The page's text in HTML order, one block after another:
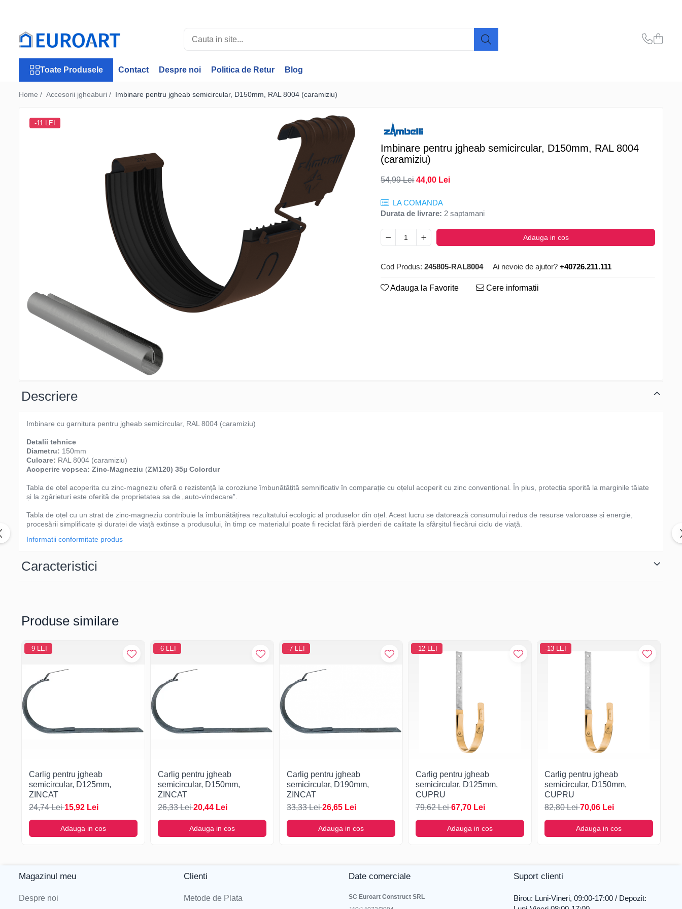
Toate Produsele
Accesorii jgheaburi
Burlane
Accesorii burlane
Rulouri tabla
Toate Produsele Contact Despre noi Politica de Retur Blog
Home / Accesorii jgheaburi / Imbinare pentru jgheab semicircular, D150mm, RAL 8004 (caramiziu)
Imbinare pentru jgheab semicircular, D150mm, RAL 8004
(caramiziu)
-11 LEI
54,99 Lei 44,00 Lei
LA COMANDA
Durata de livrare: 2 saptamani
Adauga in cos
Cod Produs: 245805-RAL8004 Ai nevoie de ajutor? +40726.211.111
Adauga la Favorite Cere informatii
Descriere
Imbinare cu garnitura pentru jgheab semicircular, RAL 8004 (caramiziu)
Detalii tehnice
Diametru: 150mm
Culoare: RAL 8004 (caramiziu)
Acoperire vopsea: Zinc-Magneziu (ZM120) 35µ Colordur
Tabla de otel acoperita cu zinc-magneziu oferă o rezistență la coroziune îmbunătățită semnificativ în comparație cu oțelul acoperit cu zinc convențional. În plus, protecția sporită la marginile tăiate
și la zgârieturi este oferită de proprietatea sa de „auto-vindecare”.
Tabla de oțel cu un strat de zinc-magneziu contribuie la îmbunătățirea rezultatului ecologic al produselor din oțel. Acest lucru se datorează consumului redus de resurse valoroase și energie,
procesării simplificate și duratei de viață extinse a produsului, în timp ce materialul poate fi reciclat fără pierderi de calitate la sfârșitul fiecărui ciclu de viață.
Informatii conformitate produs
Caracteristici
Produse similare
-9 LEI
Carlig pentru jgheab
semicircular, D125mm,
ZINCAT
24,74 Lei15,92 Lei
Adauga in cos
-6 LEI
Carlig pentru jgheab
semicircular, D150mm,
ZINCAT
26,33 Lei20,44 Lei
Adauga in cos
-7 LEI
Carlig pentru jgheab
semicircular, D190mm,
ZINCAT
33,33 Lei26,65 Lei
Adauga in cos
-12 LEI
Carlig pentru jgheab
semicircular, D125mm,
CUPRU
79,62 Lei67,70 Lei
Adauga in cos
-13 LEI
Carlig pentru jgheab
semicircular, D150mm,
CUPRU
82,80 Lei70,06 Lei
Adauga in cos
Magazinul meu
Despre noi
Clienti
Metode de Plata
Date comerciale
SC Euroart Construct SRL
Suport clienti
Birou: Luni-Vineri, 09:00-17:00 / Depozit: